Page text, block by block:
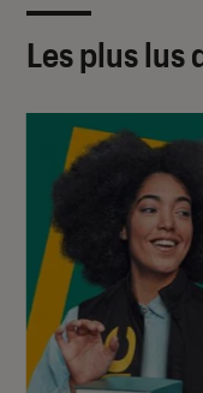
Les plus lus